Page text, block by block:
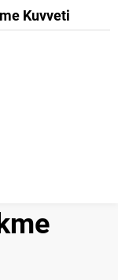
Kuvveti